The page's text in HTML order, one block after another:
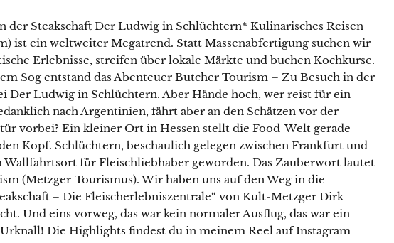
der Steakschaft Der Ludwig in Schlüchtern* Kulinarisches Reisen
ist ein weltweiter Megatrend. Statt Massenabfertigung suchen wir
Erlebnisse, streifen über lokale Märkte und buchen Kochkurse.
Sog entstand das Abenteuer Butcher Tourism – Zu Besuch in der
Der Ludwig in Schlüchtern. Aber Hände hoch, wer reist für ein
nach Argentinien, fährt aber an den Schätzen vor der
vorbei? Ein kleiner Ort in Hessen stellt die Food-Welt gerade
Kopf. Schlüchtern, beschaulich gelegen zwischen Frankfurt und
Wallfahrtsort für Fleischliebhaber geworden. Das Zauberwort lautet
(Metzger-Tourismus). Wir haben uns auf den Weg in die
– Die Fleischerlebniszentrale“ von Kult-Metzger Dirk
Und eins vorweg, das war kein normaler Ausflug, das war ein
Die Highlights findest du in meinem Reel auf Instagram
Lust auf eine kleine Portion
Küchenzauber in deinem Postfach?
Mit meinem Newsletter bist du 1–2 Mal pro Woche